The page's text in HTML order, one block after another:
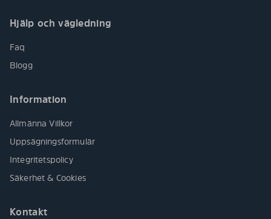
Hjälp och vägledning
Faq
Blogg
Information
Allmänna Villkor
Uppsägningsformulär
Integritetspolicy
Säkerhet & Cookies
Kontakt